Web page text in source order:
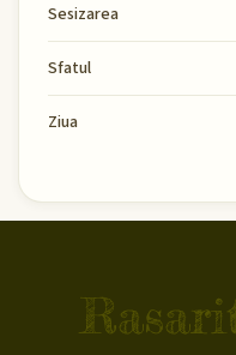
Sesizarea
Sfatul
Ziua